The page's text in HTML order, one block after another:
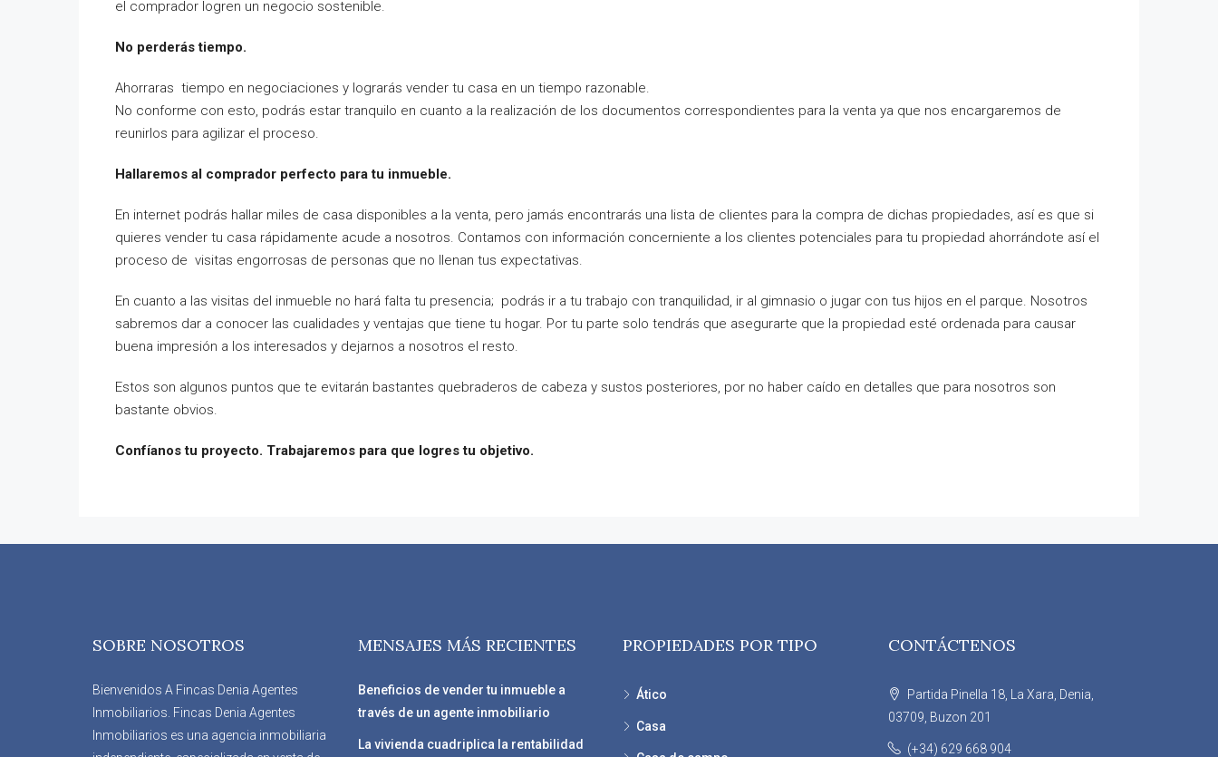
el comprador logren un negocio sostenible.
No perderás tiempo.
Ahorraras tiempo en negociaciones y lograrás vender tu casa en un tiempo razonable.
No conforme con esto, podrás estar tranquilo en cuanto a la realización de los documentos correspondientes para la venta ya que nos encargaremos de
reunirlos para agilizar el proceso.
Hallaremos al comprador perfecto para tu inmueble.
En internet podrás hallar miles de casa disponibles a la venta, pero jamás encontrarás una lista de clientes para la compra de dichas propiedades, así es que si
quieres vender tu casa rápidamente acude a nosotros. Contamos con información concerniente a los clientes potenciales para tu propiedad ahorrándote así el
proceso de visitas engorrosas de personas que no llenan tus expectativas.
En cuanto a las visitas del inmueble no hará falta tu presencia; podrás ir a tu trabajo con tranquilidad, ir al gimnasio o jugar con tus hijos en el parque. Nosotros
sabremos dar a conocer las cualidades y ventajas que tiene tu hogar. Por tu parte solo tendrás que asegurarte que la propiedad esté ordenada para causar
buena impresión a los interesados y dejarnos a nosotros el resto.
Estos son algunos puntos que te evitarán bastantes quebraderos de cabeza y sustos posteriores, por no haber caído en detalles que para nosotros son
bastante obvios.
Confíanos tu proyecto. Trabajaremos para que logres tu objetivo.
SOBRE NOSOTROS
Bienvenidos A Fincas Denia Agentes
Inmobiliarios. Fincas Denia Agentes
Inmobiliarios es una agencia inmobiliaria
MENSAJES MÁS RECIENTES
Beneficios de vender tu inmueble a
través de un agente inmobiliario
La vivienda cuadriplica la rentabilidad
PROPIEDADES POR TIPO
Ático
Casa
CONTÁCTENOS
Partida Pinella 18, La Xara, Denia,
03709, Buzon 201
(+34) 629 668 904